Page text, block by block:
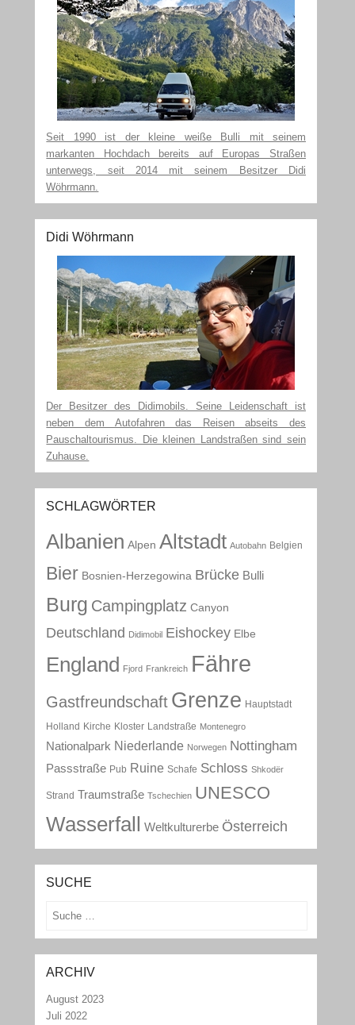
Seit 1990 ist der kleine weiße Bulli mit seinem
markanten Hochdach bereits auf Europas Straßen
unterwegs, seit 2014 mit seinem Besitzer Didi
Wöhrmann.
Didi Wöhrmann
Der Besitzer des Didimobils. Seine Leidenschaft ist
neben dem Autofahren das Reisen abseits des
Pauschaltourismus. Die kleinen Landstraßen sind sein
Zuhause.
SCHLAGWÖRTER
Albanien Alpen Altstadt Autobahn Belgien
Bier Bosnien-Herzegowina Brücke Bulli
Burg Campingplatz Canyon
Deutschland Didimobil Eishockey Elbe
England Fjord Frankreich Fähre
Gastfreundschaft Grenze Hauptstadt
Holland Kirche Kloster Landstraße Montenegro
Nationalpark Niederlande Norwegen Nottingham
Passstraße Pub Ruine Schafe Schloss Shkodër
Strand Traumstraße Tschechien UNESCO
Wasserfall Weltkulturerbe Österreich
SUCHE
Suchen
ARCHIV
August 2023
Juli 2022